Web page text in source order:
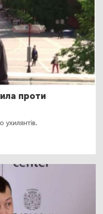
проти
ухилянтів.